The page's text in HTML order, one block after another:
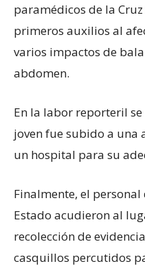
paramédicos de la
primeros auxilios al
varios impactos de
abdomen.
En la labor reporteril
joven fue subido a
un hospital para su
Finalmente, el
Estado acudieron al
recolección de
casquillos percutidos